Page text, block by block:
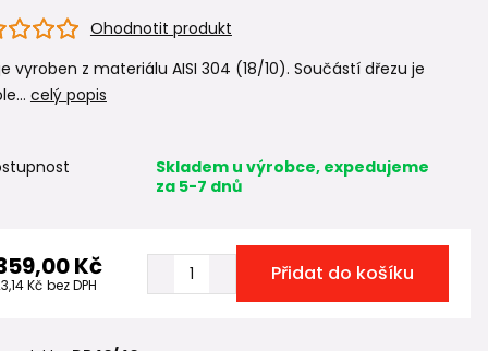
Ohodnotit produkt
vyroben z materiálu AISI 304 (18/10). Součástí dřezu je
celý popis
Skladem u výrobce, expedujeme
za 5-7 dnů
Kč
Kč bez DPH Přidat do košíku